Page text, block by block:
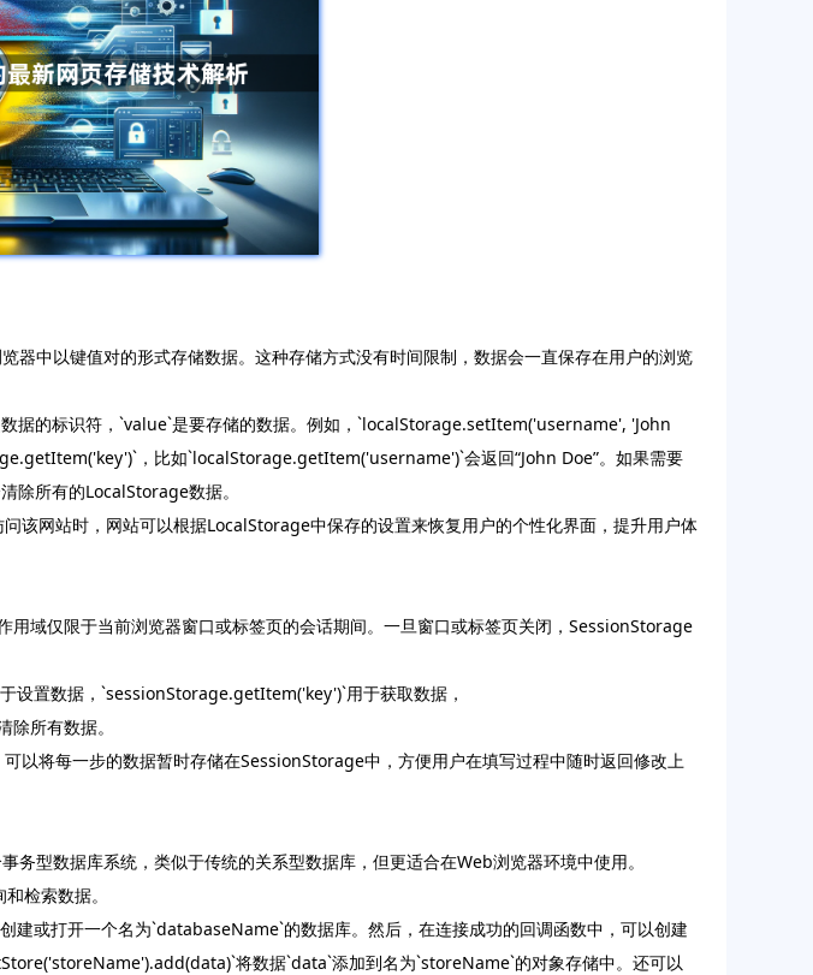
中以键值对的形式存储数据。这种存储方式没有时间限制，数据会一直保存在用户的浏览
据的标识符，`value`是要存储的数据。例如，`localStorage.setItem('username', 'John
，比如`localStorage.getItem('username')`会返回“John Doe”。如果需要
所有的LocalStorage数据。
该网站时，网站可以根据LocalStorage中保存的设置来恢复用户的个性化界面，提升用户体
域仅限于当前浏览器窗口或标签页的会话期间。一旦窗口或标签页关闭，SessionStorage
置数据，`sessionStorage.getItem('key')`用于获取数据，
所有数据。
以将每一步的数据暂时存储在SessionStorage中，方便用户在填写过程中随时返回修改上
型数据库系统，类似于传统的关系型数据库，但更适合在Web浏览器环境中使用。
检索数据。
或打开一个名为`databaseName`的数据库。然后，在连接成功的回调函数中，可以创建
将数据`data`添加到名为`storeName`的对象存储中。还可以